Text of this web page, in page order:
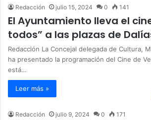
Redacción julio 15, 2024 0 141
El Ayuntamiento lleva el
todos” a las plazas de
Redacción La Concejal delegada de Cultura,
ha presentado la programación del Cine de
está…
Leer más »
Redacción julio 9, 2024 0 171